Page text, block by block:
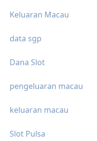
Keluaran Macau
data sgp
Dana Slot
pengeluaran macau
keluaran macau
Slot Pulsa